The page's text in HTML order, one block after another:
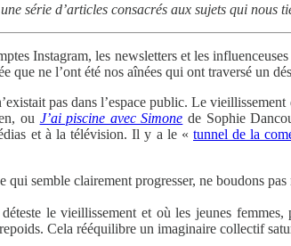
série d’articles consacrés aux sujets qui
Instagram, les newsletters et les
ne l’ont été nos aînées qui ont traversé un
pas dans l’espace public. Le
ou J’ai piscine avec Simone de Sophie
et à la télévision. Il y a le « tunnel de la
semble clairement progresser, ne boudons pas
le vieillissement et où les jeunes
Cela rééquilibre un imaginaire collectif